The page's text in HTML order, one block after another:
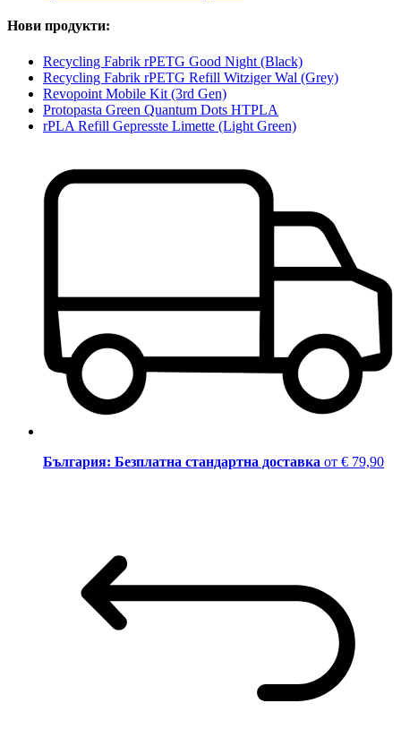
Нови продукти:
Recycling Fabrik rPETG Good Night (Black)
Recycling Fabrik rPETG Refill Witziger Wal (Grey)
Revopoint Mobile Kit (3rd Gen)
Protopasta Green Quantum Dots HTPLA
rPLA Refill Gepresste Limette (Light Green)
България: Безплатна стандартна доставка от € 79,90